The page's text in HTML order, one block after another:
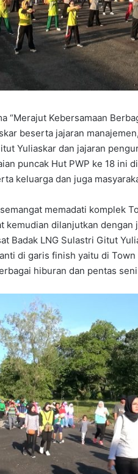
“Merajut Kebersamaan
beserta jajaran
Yuliaskar dan jajaran
puncak Hut PWP ke 18 ini
keluarga dan juga
memadati komplek
kemudian dilanjutkan
Badak LNG Sulastri Gitut
di garis finish yaitu di
hiburan dan pentas